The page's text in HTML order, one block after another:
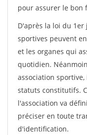
pour assurer le bon
D'après la loi du 1er
sportives peuvent
et les organes qui
quotidien.
association
statuts constitutifs.
l'association va
préciser en toute
d'identification.